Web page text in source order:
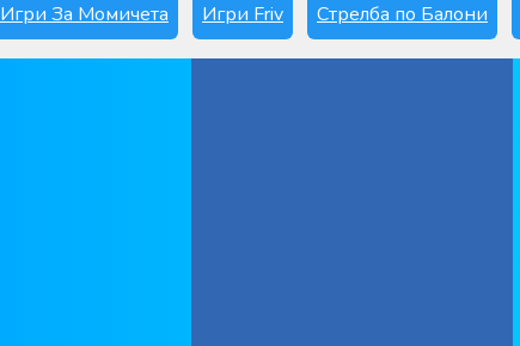
Игри За Момичета Игри Friv Стрелба по Балони